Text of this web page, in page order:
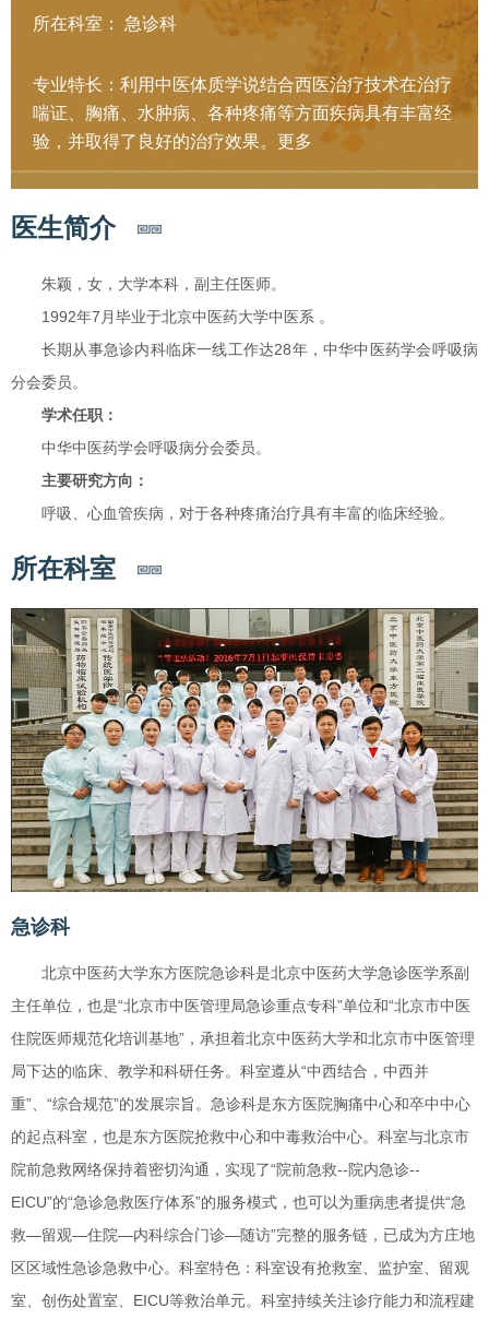
所在科室： 急诊科
专业特长：利用中医体质学说结合西医治疗技术在治疗
喘证、胸痛、水肿病、各种疼痛等方面疾病具有丰富经
验，并取得了良好的治疗效果。 更多
医生简介
朱颖，女，大学本科，副主任医师。
1992年7月毕业于北京中医药大学中医系 。
长期从事急诊内科临床一线工作达28年，中华中医药学会呼吸病
分会委员。
学术任职：
中华中医药学会呼吸病分会委员。
主要研究方向：
呼吸、心血管疾病，对于各种疼痛治疗具有丰富的临床经验。
所在科室
急诊科
北京中医药大学东方医院急诊科是北京中医药大学急诊医学系副
主任单位，也是“北京市中医管理局急诊重点专科”单位和“北京市中医
住院医师规范化培训基地”，承担着北京中医药大学和北京市中医管理
局下达的临床、教学和科研任务。科室遵从“中西结合，中西并
重”、“综合规范”的发展宗旨。急诊科是东方医院胸痛中心和卒中中心
的起点科室，也是东方医院抢救中心和中毒救治中心。科室与北京市
院前急救网络保持着密切沟通，实现了“院前急救--院内急诊--
EICU”的“急诊急救医疗体系”的服务模式，也可以为重病患者提供“急
救—留观—住院—内科综合门诊—随访”完整的服务链，已成为方庄地
区区域性急诊急救中心。科室特色：科室设有抢救室、监护室、留观
室、创伤处置室、EICU等救治单元。科室持续关注诊疗能力和流程建